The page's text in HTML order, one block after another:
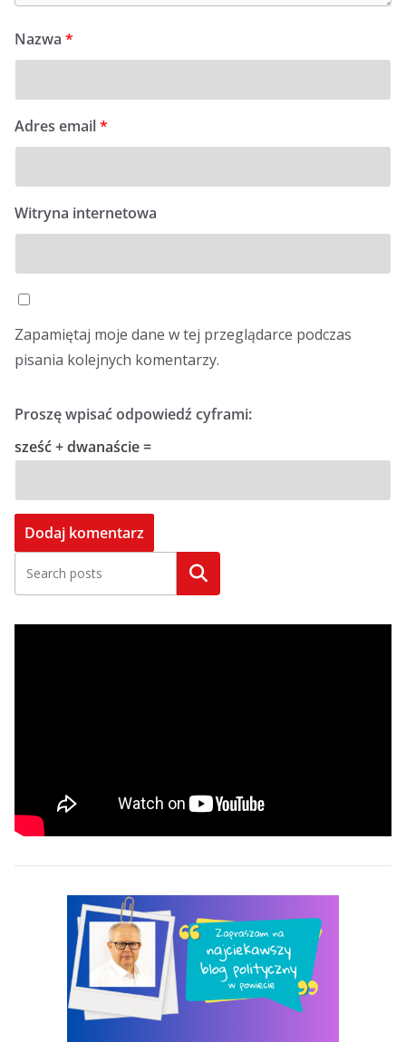
Nazwa *
Adres email*
Witryna internetowa
Zapamiętaj moje dane w tej przeglądarce podczas
pisania kolejnych komentarzy.
Proszę wpisać odpowiedź cyframi:
sześć + dwanaście =
Szukaj